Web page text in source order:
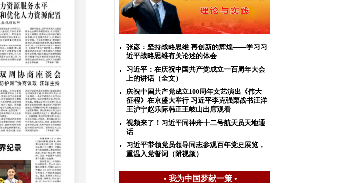
张彦：坚持战略思维 再创新的辉煌——学习习
近平战略思维有关论述的体会
习近平：在庆祝中国共产党成立一百周年大会
上的讲话（全文）
庆祝中国共产党成立100周年文艺演出《伟大
征程》在京盛大举行 习近平李克强栗战书汪洋
王沪宁赵乐际韩正王岐山出席观看
视频来了！习近平同神舟十二号航天员天地通
话
习近平带领党员领导同志参观百年党史展览，
重温入党誓词（附视频）
• 我为中国梦献一策•